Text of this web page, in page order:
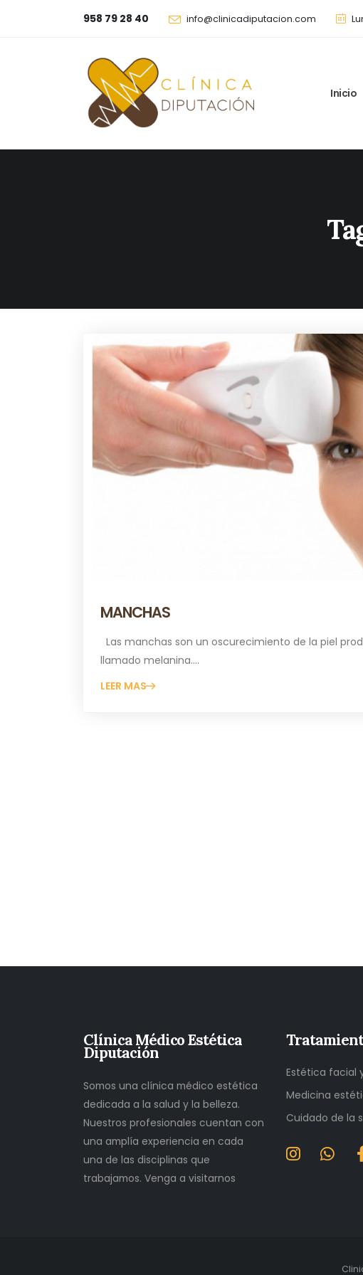
958 79 28 40 info@clinicadiputacion.com
Inicio
MANCHAS
Las manchas son un oscurecimiento de la piel
llamado melanina....
LEER MAS
Clínica Médico Estética
Diputación
Somos una clínica médico estética
dedicada a la salud y la belleza.
Nuestros profesionales cuentan con
una amplía experiencia en cada
una de las disciplinas que
trabajamos. Venga a visitarnos
Estética facial
Medicina
Cuidado de la